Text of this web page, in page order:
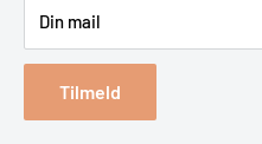
Reklamation & retur
Bestil returlabel
Din mail
Tilmeld